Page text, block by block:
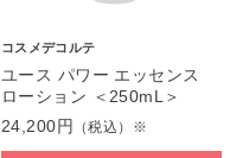
コスメデコルテ
ユース パワー エッセンス
ローション ＜250mL＞
24,200円
（税込）※